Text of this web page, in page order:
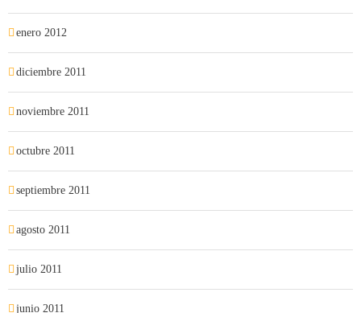
enero 2012
diciembre 2011
noviembre 2011
octubre 2011
septiembre 2011
agosto 2011
julio 2011
junio 2011